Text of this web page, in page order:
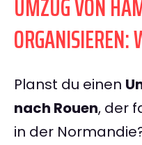
ORGANISIEREN:
Planst du einen
nach Rouen, der
in der